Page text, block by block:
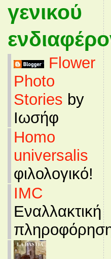
γενικού
Flower
Photo
Stories by
Ιωσήφ
Homo
universalis
φιλολογικό!
IMC
Εναλλακτική